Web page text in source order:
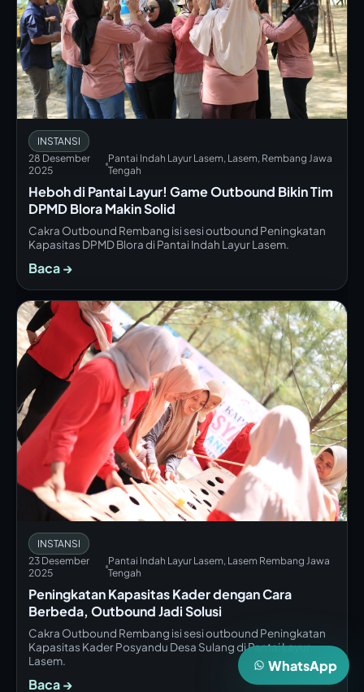
INSTANSI
28 Desember
2025
Pantai Indah Layur Lasem, Lasem, Rembang Jawa
Tengah
Heboh di Pantai Layur! Game Outbound Bikin Tim
DPMD Blora Makin Solid
Cakra Outbound Rembang isi sesi outbound Peningkatan
Kapasitas DPMD Blora di Pantai Indah Layur Lasem.
Baca →
INSTANSI
23 Desember
2025
Pantai Indah Layur Lasem, Lasem Rembang Jawa
Tengah
Peningkatan Kapasitas Kader dengan Cara
Berbeda, Outbound Jadi Solusi
Cakra Outbound Rembang isi sesi outbound Peningkatan
Kapasitas Kader Posyandu Desa Sulang di Pantai Layur
Lasem.
Baca →
WhatsApp